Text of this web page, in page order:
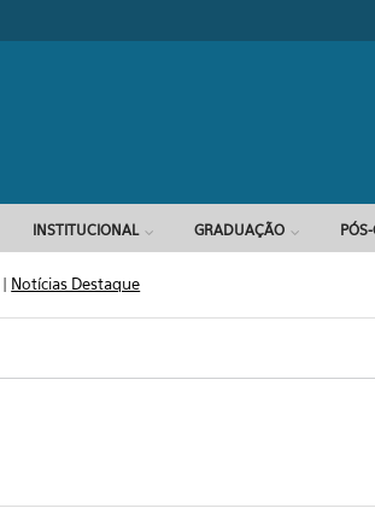
INSTITUCIONAL GRADUAÇÃO
| Notícias Destaque